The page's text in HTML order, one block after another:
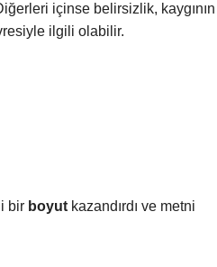
içinse belirsizlik, kaygının
ilgili olabilir.
bir boyut kazandırdı ve metni